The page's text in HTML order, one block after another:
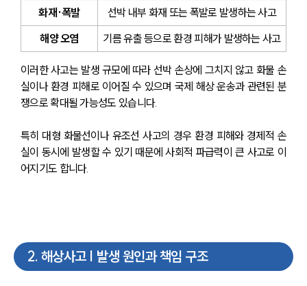
화재·폭발
선박 내부 화재 또는 폭발로 발생하는 사고
해양 오염
기름 유출 등으로 환경 피해가 발생하는 사고
이러한 사고는 발생 규모에 따라 선박 손상에 그치지 않고 화물 손
실이나 환경 피해로 이어질 수 있으며 국제 해상 운송과 관련된 분
쟁으로 확대될 가능성도 있습니다.
특히 대형 화물선이나 유조선 사고의 경우 환경 피해와 경제적 손
실이 동시에 발생할 수 있기 때문에 사회적 파급력이 큰 사고로 이
어지기도 합니다.
2. 해상사고 | 발생 원인과 책임 구조